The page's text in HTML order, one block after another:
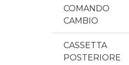
COMANDO
CAMBIO
CASSETTA
POSTERIORE